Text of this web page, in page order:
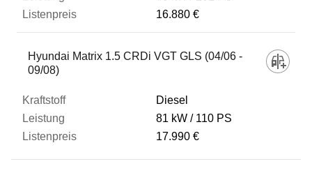
16.880 €
Hyundai Matrix 1.5 CRDi VGT GLS (04/06 -
09/08)
Diesel
81 kW
110 PS
17.990 €